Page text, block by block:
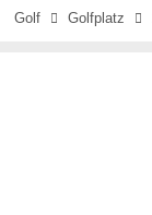
Golf  Golfplatz 